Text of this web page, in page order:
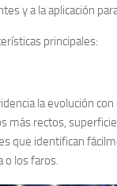
y a la aplicación
principales:
la evolución
más rectos,
que identifican
o los faros.